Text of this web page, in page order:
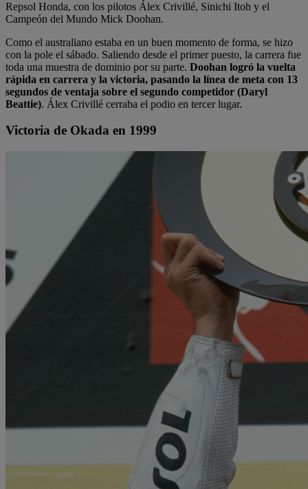
Repsol Honda, con los pilotos Álex Crivillé, Sinichi Itoh y el
Campeón del Mundo Mick Doohan.
Como el australiano estaba en un buen momento de forma, se hizo
con la pole el sábado. Saliendo desde el primer puesto, la carrera fue
toda una muestra de dominio por su parte. Doohan logró la vuelta
rápida en carrera y la victoria, pasando la línea de meta con 13
segundos de ventaja sobre el segundo competidor (Daryl
Beattie). Álex Crivillé cerraba el podio en tercer lugar.
Victoria de Okada en 1999